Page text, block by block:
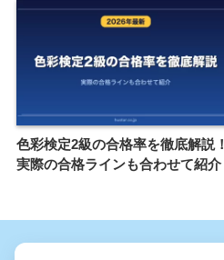
色彩検定2級の合格率を徹底解説！
実際の合格ラインも合わせて紹介